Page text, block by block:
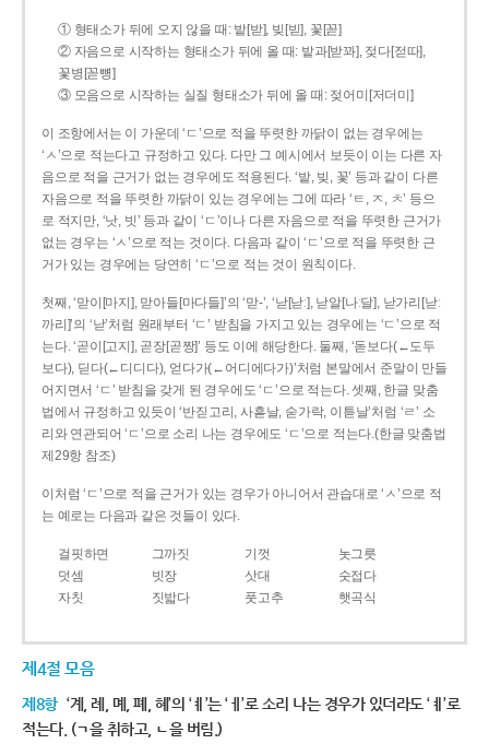
① 형태소가 뒤에 오지 않을 때: 밭[받], 빚[빋], 꽃[꼳]
② 자음으로 시작하는 형태소가 뒤에 올 때: 밭과[받꽈], 젖다[젇따],
꽃병[꼳뼝]
③ 모음으로 시작하는 실질 형태소가 뒤에 올 때: 젖어미[저더미]
이 조항에서는 이 가운데 ‘ㄷ’으로 적을 뚜렷한 까닭이 없는 경우에는
‘ㅅ’으로 적는다고 규정하고 있다. 다만 그 예시에서 보듯이 이는 다른 자
음으로 적을 근거가 없는 경우에도 적용된다. ‘밭, 빚, 꽃’ 등과 같이 다른
자음으로 적을 뚜렷한 까닭이 있는 경우에는 그에 따라 ‘ㅌ, ㅈ, ㅊ’ 등으
로 적지만, ‘낫, 빗’ 등과 같이 ‘ㄷ’이나 다른 자음으로 적을 뚜렷한 근거가
없는 경우는 ‘ㅅ’으로 적는 것이다. 다음과 같이 ‘ㄷ’으로 적을 뚜렷한 근
거가 있는 경우에는 당연히 ‘ㄷ’으로 적는 것이 원칙이다.
첫째, ‘맏이[마지], 맏아들[마다들]’의 ‘맏-’, ‘낟[낟ː], 낟알[나ː달], 낟가리[낟ː
까리]’의 ‘낟’처럼 원래부터 ‘ㄷ’ 받침을 가지고 있는 경우에는 ‘ㄷ’으로 적
는다. ‘곧이[고지], 곧장[곧짱]’ 등도 이에 해당한다. 둘째, ‘돋보다(←도두
보다), 딛다(←디디다), 얻다가(←어디에다가)’처럼 본말에서 준말이 만들
어지면서 ‘ㄷ’ 받침을 갖게 된 경우에도 ‘ㄷ’으로 적는다. 셋째, 한글 맞춤
법에서 규정하고 있듯이 ‘반짇고리, 사흗날, 숟가락, 이튿날’처럼 ‘ㄹ’ 소
리와 연관되어 ‘ㄷ’으로 소리 나는 경우에도 ‘ㄷ’으로 적는다.(한글 맞춤법
제29항 참조)
이처럼 ‘ㄷ’으로 적을 근거가 있는 경우가 아니어서 관습대로 ‘ㅅ’으로 적
는 예로는 다음과 같은 것들이 있다.
걸핏하면 그까짓 기껏
놋그릇
덧셈
빗장 삿대
숫접다
자칫
짓밟다 풋고추 햇곡식
제4절 모음
제8항 ‘계, 례, 몌, 폐, 혜’의 ‘ㅖ’는 ‘ㅔ’로 소리 나는 경우가 있더라도 ‘ㅖ’로
적는다. (ㄱ을 취하고, ㄴ을 버림.)